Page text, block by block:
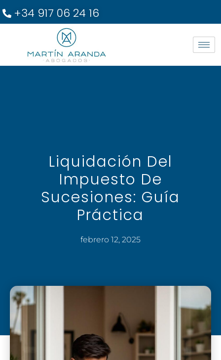
+34 917 06 24 16
Liquidación Del
Impuesto De
Sucesiones: Guía
Práctica
febrero 12, 2025